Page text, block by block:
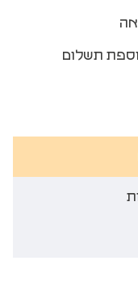
תשלום